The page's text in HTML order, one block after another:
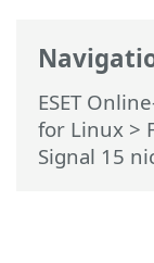
ESET
for Linux >
Signal 15